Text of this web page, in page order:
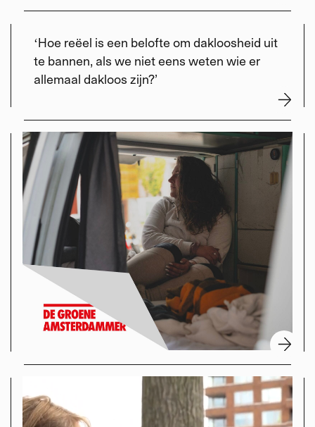
ʻHoe reëel is een belofte om dakloosheid uit
te bannen, als we niet eens weten wie er
allemaal dakloos zijn?’